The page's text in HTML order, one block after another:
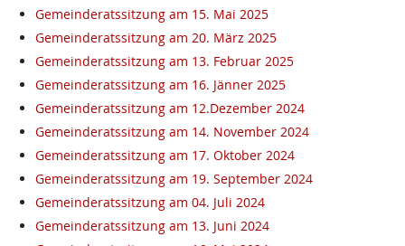
Gemeinderatssitzung am 15. Mai 2025
Gemeinderatssitzung am 20. März 2025
Gemeinderatssitzung am 13. Februar 2025
Gemeinderatssitzung am 16. Jänner 2025
Gemeinderatssitzung am 12.Dezember 2024
Gemeinderatssitzung am 14. November 2024
Gemeinderatssitzung am 17. Oktober 2024
Gemeinderatssitzung am 19. September 2024
Gemeinderatssitzung am 04. Juli 2024
Gemeinderatssitzung am 13. Juni 2024